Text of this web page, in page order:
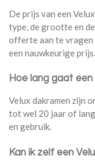
De prijs van een
type, de grootte en
offerte aan te
een nauwkeurige prijs.
Hoe lang gaat
Velux dakramen zijn
tot wel 20 jaar of
en gebruik.
Kan ik zelf een